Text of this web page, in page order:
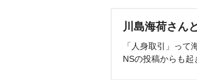
川島海荷さん
「人身取引」っ
NSの投稿からも起